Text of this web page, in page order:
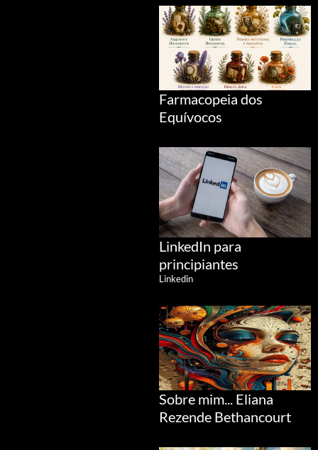
Farmacopeia dos
Equívocos
LinkedIn para
principiantes
Linkedin
Sobre mim... Eliana
Rezende Bethancourt